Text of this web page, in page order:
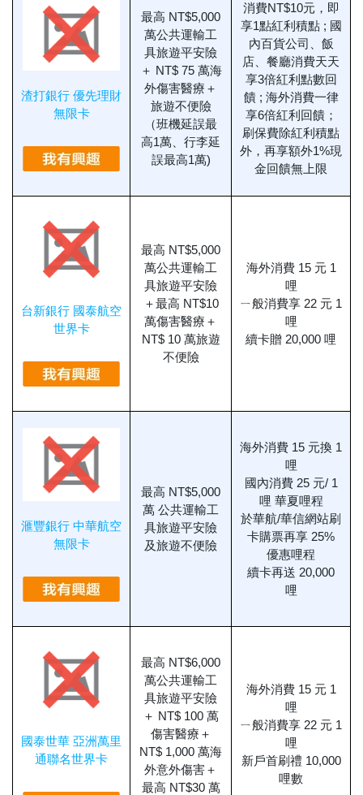
渣打銀行 優先理財
無限卡
最高 NT$5,000
萬公共運輸工
具旅遊平安險
＋ NT$ 75 萬海
外傷害醫療＋
旅遊不便險
（班機延誤最
高1萬、行李延
誤最高1萬)
消費NT$10元，即
享1點紅利積點 ; 國
內百貨公司、飯
店、餐廳消費天天
享3倍紅利點數回
饋 ; 海外消費一律
享6倍紅利回饋；
刷保費除紅利積點
外，再享額外1%現
金回饋無上限
台新銀行 國泰航空
世界卡
最高 NT$5,000
萬公共運輸工
具旅遊平安險
＋最高 NT$10
萬傷害醫療＋
NT$ 10 萬旅遊
不便險
海外消費 15 元 1
哩
ㄧ般消費享 22 元 1
哩
續卡贈 20,000 哩
滙豐銀行 中華航空
無限卡
最高 NT$5,000
萬 公共運輸工
具旅遊平安險
及旅遊不便險
海外消費 15 元換 1
哩
國內消費 25 元/ 1
哩 華夏哩程
於華航/華信網站刷
卡購票再享 25%
優惠哩程
續卡再送 20,000
哩
國泰世華 亞洲萬里
通聯名世界卡
最高 NT$6,000
萬公共運輸工
具旅遊平安險
＋ NT$ 100 萬
傷害醫療＋
NT$ 1,000 萬海
外意外傷害＋
最高 NT$30 萬
海外消費 15 元 1
哩
ㄧ般消費享 22 元 1
哩
新戶首刷禮 10,000
哩數